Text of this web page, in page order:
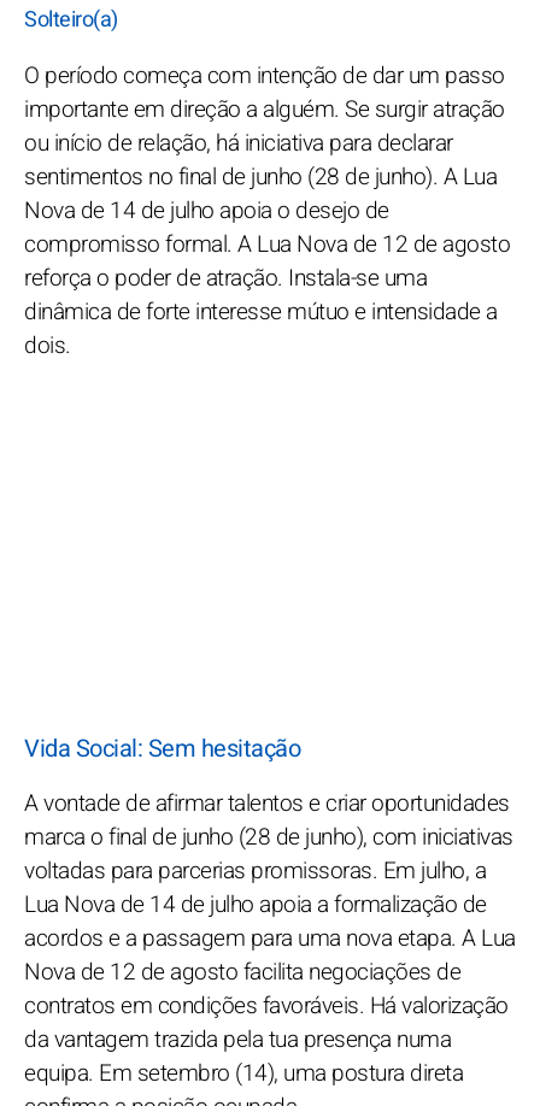
Solteiro(a)
O período começa com intenção de dar um passo
importante em direção a alguém. Se surgir atração
ou início de relação, há iniciativa para declarar
sentimentos no final de junho (28 de junho). A Lua
Nova de 14 de julho apoia o desejo de
compromisso formal. A Lua Nova de 12 de agosto
reforça o poder de atração. Instala-se uma
dinâmica de forte interesse mútuo e intensidade a
dois.
Vida Social: Sem hesitação
A vontade de afirmar talentos e criar oportunidades
marca o final de junho (28 de junho), com iniciativas
voltadas para parcerias promissoras. Em julho, a
Lua Nova de 14 de julho apoia a formalização de
acordos e a passagem para uma nova etapa. A Lua
Nova de 12 de agosto facilita negociações de
contratos em condições favoráveis. Há valorização
da vantagem trazida pela tua presença numa
equipa. Em setembro (14), uma postura direta